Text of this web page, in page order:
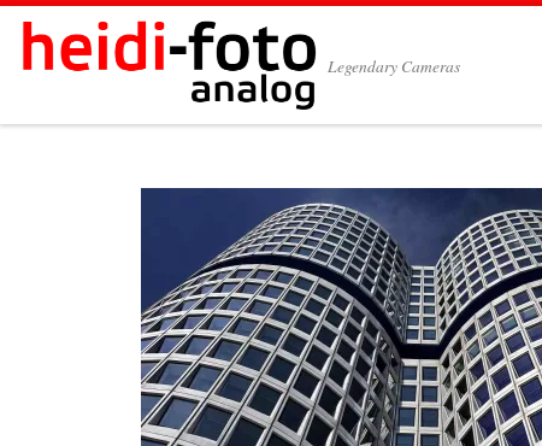
Zum Inhalt springen
Legendary Cameras